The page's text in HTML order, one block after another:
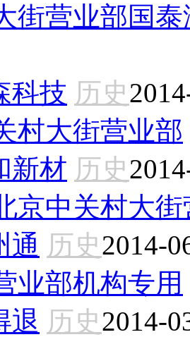
街营业部国
科技 历史
村大街营业部
新材 历史
京中关村大
通 历史2014-
业部机构专用
退 历史2014-